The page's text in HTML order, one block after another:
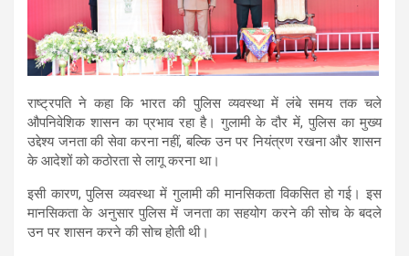
राष्ट्रपति ने कहा कि भारत की पुलिस व्यवस्था में लंबे समय तक चले
औपनिवेशिक शासन का प्रभाव रहा है। गुलामी के दौर में, पुलिस का मुख्य
उद्देश्य जनता की सेवा करना नहीं, बल्कि उन पर नियंत्रण रखना और शासन
के आदेशों को कठोरता से लागू करना था।
इसी कारण, पुलिस व्यवस्था में गुलामी की मानसिकता विकसित हो गई। इस
मानसिकता के अनुसार पुलिस में जनता का सहयोग करने की सोच के बदले
उन पर शासन करने की सोच होती थी।